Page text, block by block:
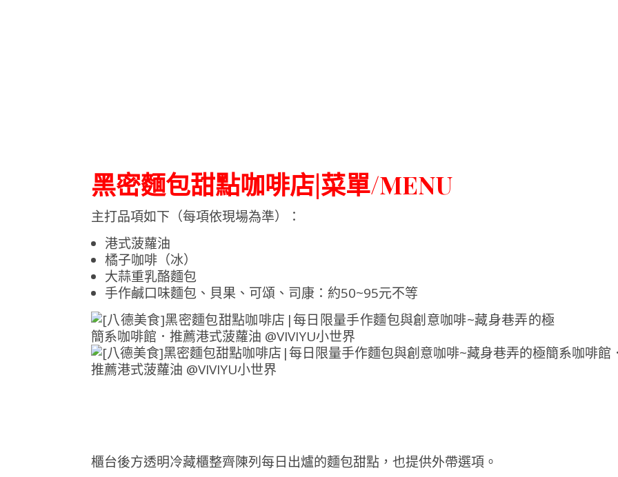
黑密麵包甜點咖啡店|菜單/MENU
主打品項如下（每項依現場為準）：
港式菠蘿油
橘子咖啡（冰）
大蒜重乳酪麵包
手作鹹口味麵包、貝果、可頌、司康：約50~95元不等
櫃台後方透明冷藏櫃整齊陳列每日出爐的麵包甜點，也提供外帶選項。